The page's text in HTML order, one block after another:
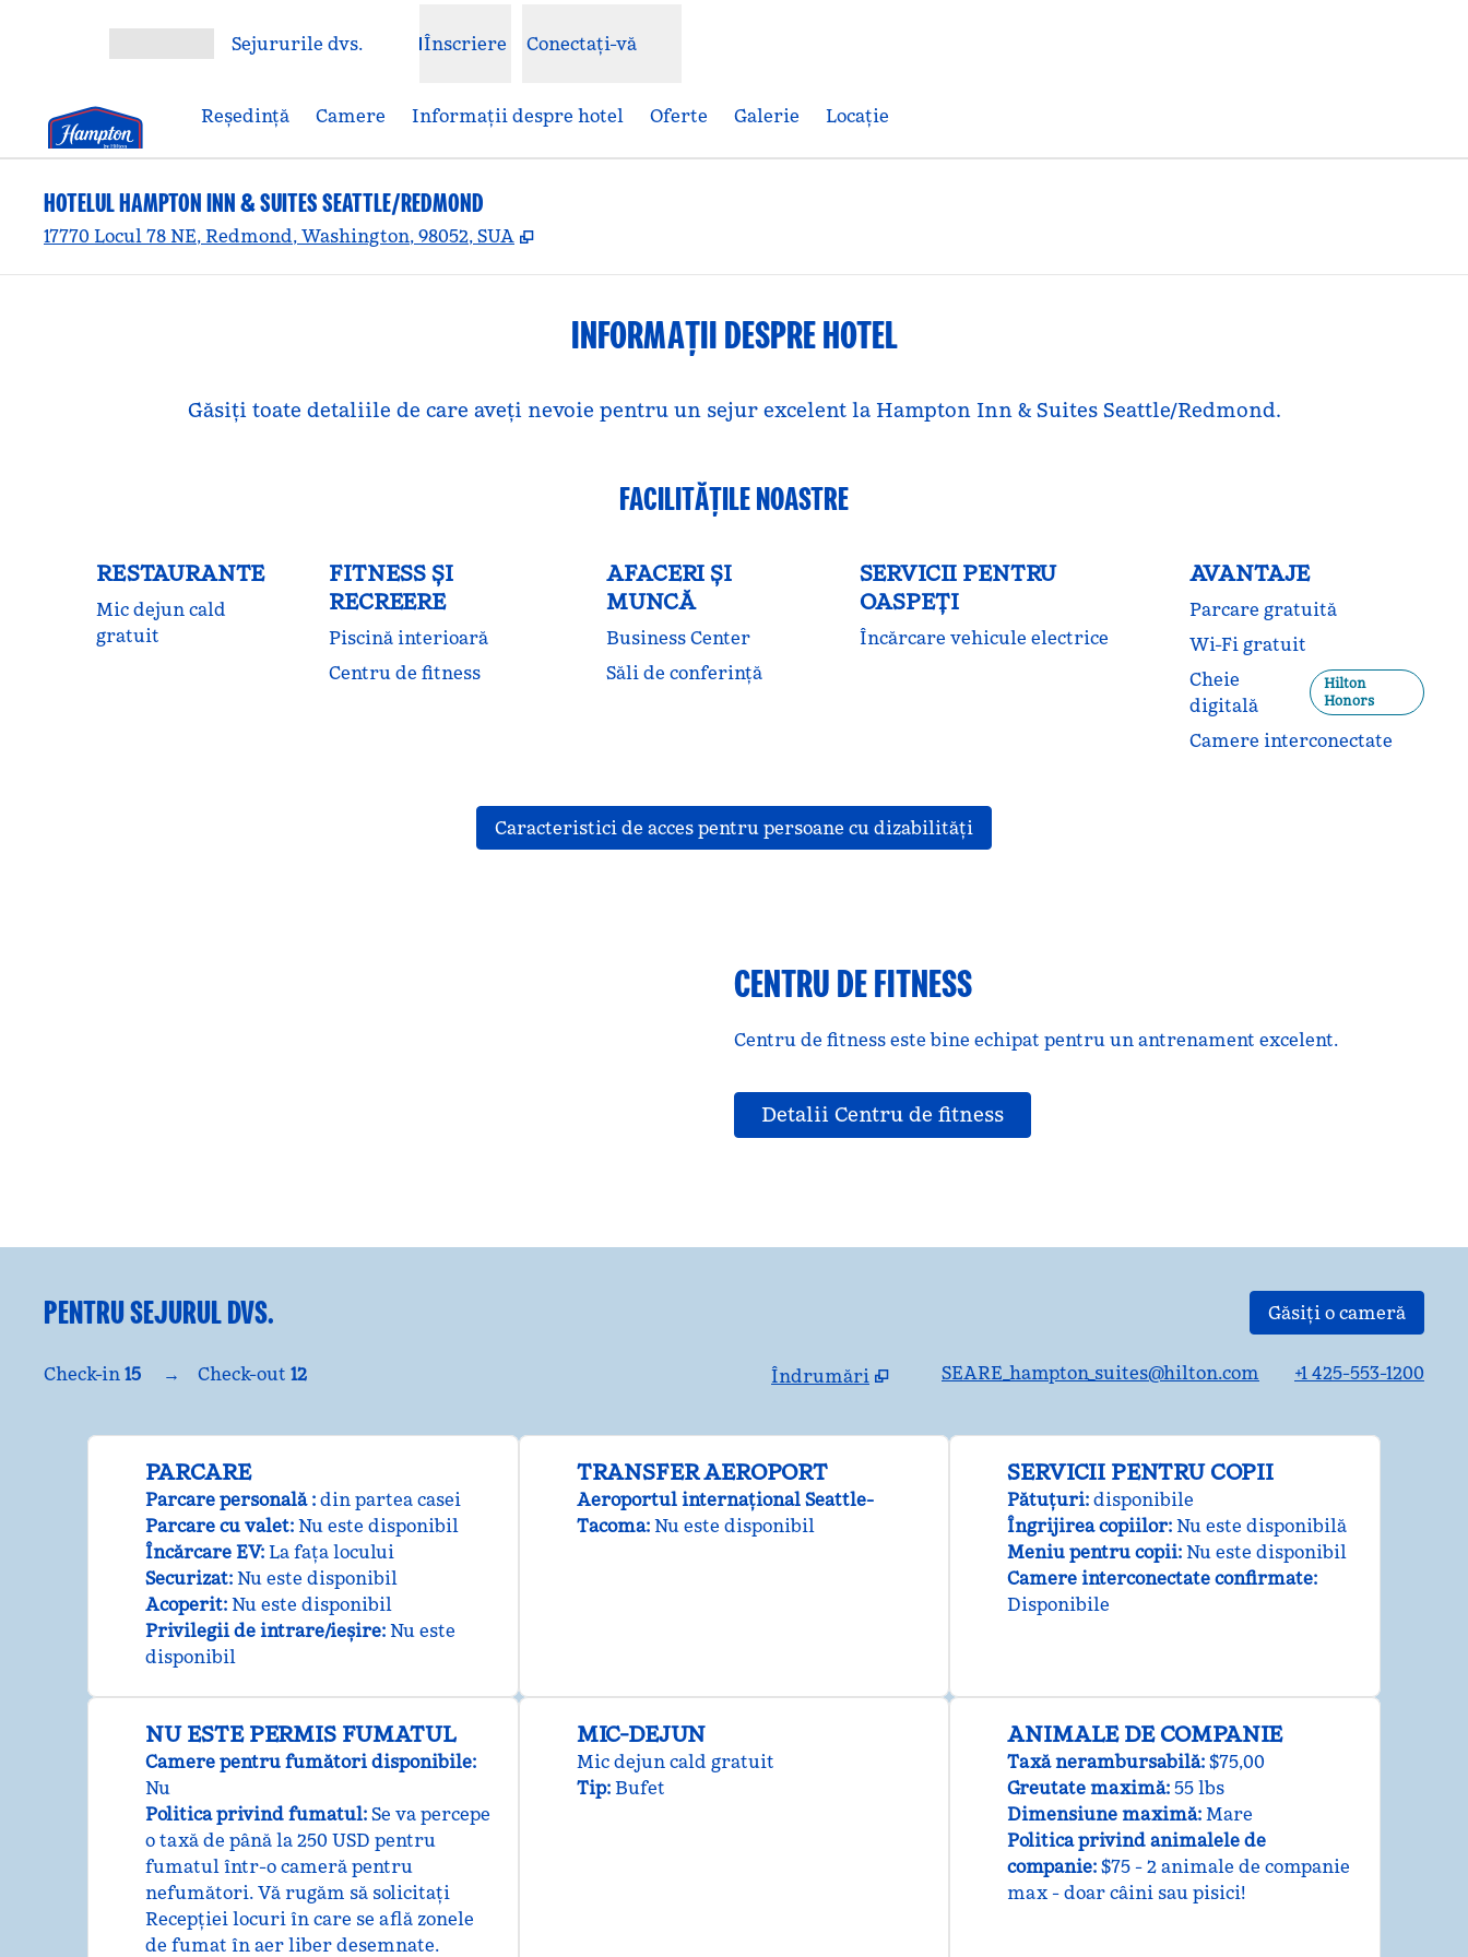
Deschideți meniulSejururile dvs. Înscriere Conectați-vă
Reşedinţă Camere Informații despre hotel Oferte Galerie Locaţie
HOTELUL HAMPTON INN & SUITES SEATTLE/REDMOND
17770 Locul 78 NE, Redmond, Washington, 98052, SUA ,
INFORMAȚII DESPRE HOTEL
Găsiți toate detaliile de care aveți nevoie pentru un sejur excelent la Hampton Inn & Suites Seattle/Redmond.
FACILITĂŢILE NOASTRE
RESTAURANTE
Mic dejun cald
gratuit
FITNESS ŞI
RECREERE
Piscină interioară
Centru de fitness
AFACERI ȘI
MUNCĂ
Business Center
Săli de conferință
SERVICII PENTRU
OASPEȚI
Încărcare vehicule electrice
AVANTAJE
Parcare gratuită
Wi-Fi gratuit
Cheie
digitală
Hilton
Honors
Camere interconectate
Caracteristici de acces pentru persoane cu dizabilităţi
CENTRU DE FITNESS
Centru de fitness este bine echipat pentru un antrenament excelent.
Detalii Centru de fitness
PENTRU SEJURUL DVS. Găsiți o cameră
Check-in 15 → Check-out 12
Îndrumări
SEARE_hampton_suites@hilton.com +1 425-553-1200
PARCARE
Parcare personală : din partea casei
Parcare cu valet: Nu este disponibil
Încărcare EV: La fața locului
Securizat: Nu este disponibil
Acoperit: Nu este disponibil
Privilegii de intrare/ieșire: Nu este
disponibil
TRANSFER AEROPORT
Aeroportul internațional Seattle-
Tacoma: Nu este disponibil
SERVICII PENTRU COPII
Pătuțuri: disponibile
Îngrijirea copiilor: Nu este disponibilă
Meniu pentru copii: Nu este disponibil
Camere interconectate confirmate:
Disponibile
NU ESTE PERMIS FUMATUL
Camere pentru fumători disponibile:
Nu
Politica privind fumatul: Se va percepe
o taxă de până la 250 USD pentru
fumatul într-o cameră pentru
nefumători. Vă rugăm să solicitați
Recepției locuri în care se află zonele
de fumat în aer liber desemnate.
MIC-DEJUN
Mic dejun cald gratuit
Tip: Bufet
ANIMALE DE COMPANIE
Taxă nerambursabilă: $75,00
Greutate maximă: 55 lbs
Dimensiune maximă: Mare
Politica privind animalele de
companie: $75 - 2 animale de companie
max - doar câini sau pisici!